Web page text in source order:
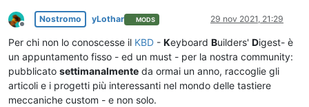
Non in linea
Nostromo yLothar MODS 29 nov 2021, 21:29
Per chi non lo conoscesse il KBD - Keyboard Builders' Digest- è
un appuntamento fisso - ed un must - per la nostra community:
pubblicato settimanalmente da ormai un anno, raccoglie gli
articoli e i progetti più interessanti nel mondo delle tastiere
meccaniche custom - e non solo.